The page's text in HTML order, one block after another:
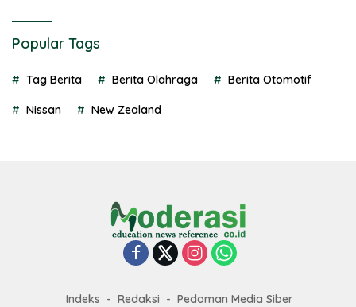
Popular Tags
Tag Berita Berita Olahraga Berita Otomotif
Nissan New Zealand
Indeks Redaksi Pedoman Media Siber